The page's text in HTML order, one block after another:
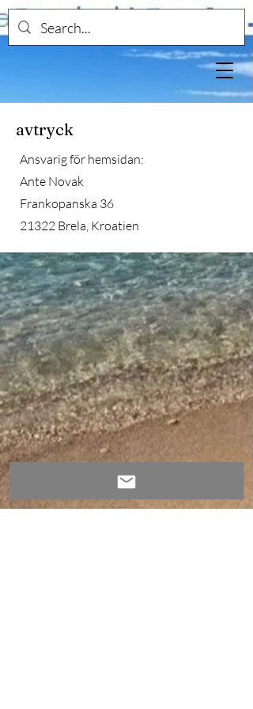
avtryck
Ansvarig för hemsidan:
Ante Novak
Frankopanska 36
21322 Brela, Kroatien